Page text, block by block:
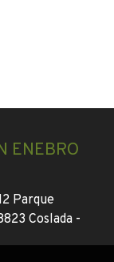
ENEBRO
Parque
Coslada -